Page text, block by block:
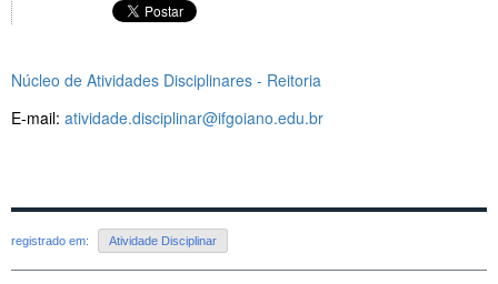
Núcleo de Atividades Disciplinares - Reitoria
E-mail: atividade.disciplinar@ifgoiano.edu.br
registrado em: Atividade Disciplinar